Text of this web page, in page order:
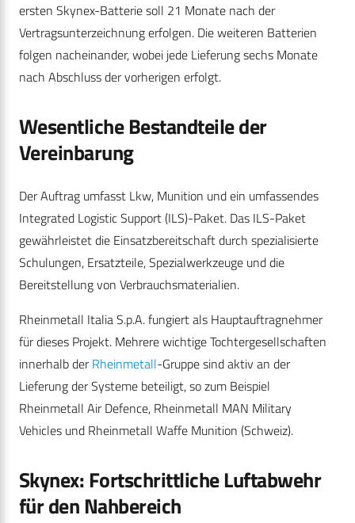
ersten Skynex-Batterie soll 21 Monate nach der
Vertragsunterzeichnung erfolgen. Die weiteren Batterien
folgen nacheinander, wobei jede Lieferung sechs Monate
nach Abschluss der vorherigen erfolgt.
Wesentliche Bestandteile der
Vereinbarung
Der Auftrag umfasst Lkw, Munition und ein umfassendes
Integrated Logistic Support (ILS)-Paket. Das ILS-Paket
gewährleistet die Einsatzbereitschaft durch spezialisierte
Schulungen, Ersatzteile, Spezialwerkzeuge und die
Bereitstellung von Verbrauchsmaterialien.
Rheinmetall Italia S.p.A. fungiert als Hauptauftragnehmer
für dieses Projekt. Mehrere wichtige Tochtergesellschaften
innerhalb derRheinmetall-Gruppe sind aktiv an der
Lieferung der Systeme beteiligt, so zum Beispiel
Rheinmetall Air Defence, Rheinmetall MAN Military
Vehicles und Rheinmetall Waffe Munition (Schweiz).
Skynex: Fortschrittliche Luftabwehr
für den Nahbereich